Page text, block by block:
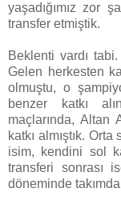
yaşadığımız zor
transfer etmiştik.
Beklenti vardı
Gelen herkesten
olmuştu, o
benzer katkı
maçlarında, Altan
katkı almıştık.
isim, kendini sol
transferi sonrası
döneminde